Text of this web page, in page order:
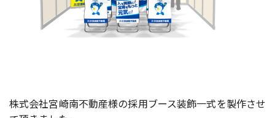
株式会社宮崎南不動産様の採用ブース装飾一式を製作させ